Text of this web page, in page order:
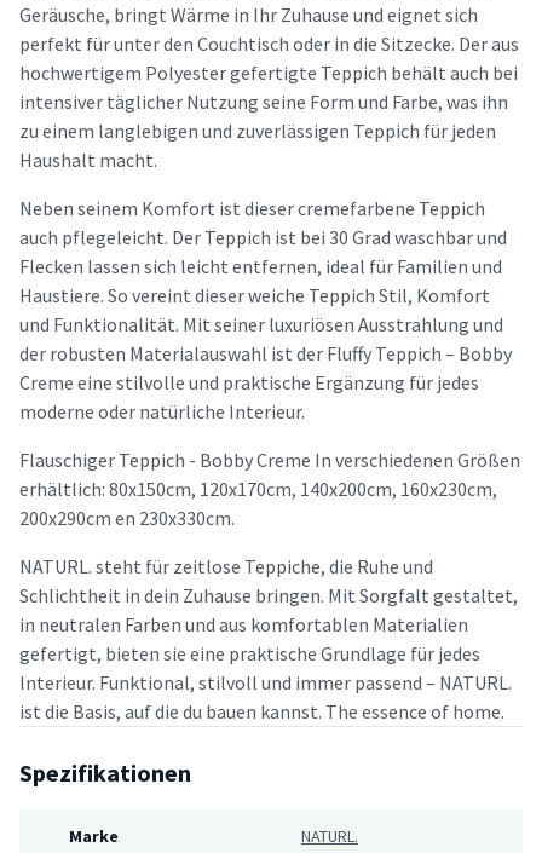
Geräusche, bringt Wärme in Ihr Zuhause und eignet sich
perfekt für unter den Couchtisch oder in die Sitzecke. Der aus
hochwertigem Polyester gefertigte Teppich behält auch bei
intensiver täglicher Nutzung seine Form und Farbe, was ihn
zu einem langlebigen und zuverlässigen Teppich für jeden
Haushalt macht.
Neben seinem Komfort ist dieser cremefarbene Teppich
auch pflegeleicht. Der Teppich ist bei 30 Grad waschbar und
Flecken lassen sich leicht entfernen, ideal für Familien und
Haustiere. So vereint dieser weiche Teppich Stil, Komfort
und Funktionalität. Mit seiner luxuriösen Ausstrahlung und
der robusten Materialauswahl ist der Fluffy Teppich – Bobby
Creme eine stilvolle und praktische Ergänzung für jedes
moderne oder natürliche Interieur.
Flauschiger Teppich - Bobby Creme In verschiedenen Größen
erhältlich: 80x150cm, 120x170cm, 140x200cm, 160x230cm,
200x290cm en 230x330cm.
NATURL. steht für zeitlose Teppiche, die Ruhe und
Schlichtheit in dein Zuhause bringen. Mit Sorgfalt gestaltet,
in neutralen Farben und aus komfortablen Materialien
gefertigt, bieten sie eine praktische Grundlage für jedes
Interieur. Funktional, stilvoll und immer passend – NATURL.
ist die Basis, auf die du bauen kannst. The essence of home.
Spezifikationen
Marke NATURL.